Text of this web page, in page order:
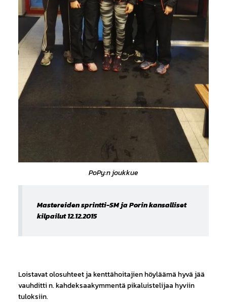
PoPy:n joukkue
Mastereiden sprintti-SM ja Porin kansalliset
kilpailut 12.12.2015
Loistavat olosuhteet ja kenttähoitajien höyläämä hyvä jää
vauhditti n. kahdeksaakymmentä pikaluistelijaa hyviin
tuloksiin.